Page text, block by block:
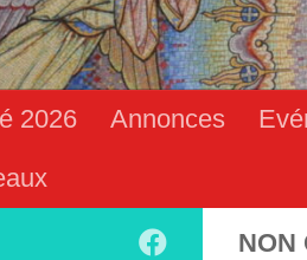
2026 Annonces
NON